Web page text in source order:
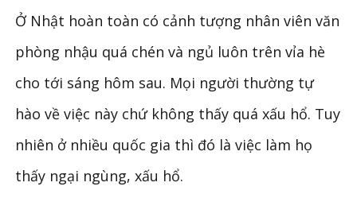
Ở Nhật hoàn toàn có cảnh tượng nhân viên văn
phòng nhậu quá chén và ngủ luôn trên vỉa hè
cho tới sáng hôm sau. Mọi người thường tự
hào về việc này chứ không thấy quá xấu hổ. Tuy
nhiên ở nhiều quốc gia thì đó là việc làm họ
thấy ngại ngùng, xấu hổ.